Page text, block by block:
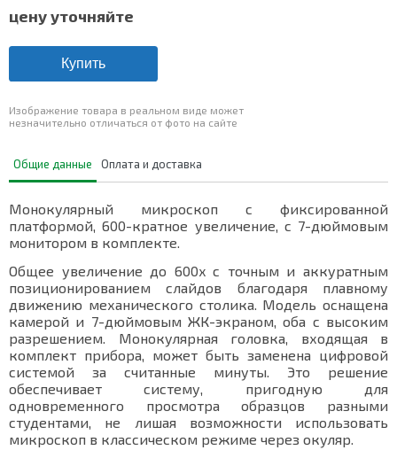
цену уточняйте
Купить
Изображение товара в реальном виде может
незначительно отличаться от фото на сайте
Общие данные Оплата и доставка
Монокулярный микроскоп с фиксированной
платформой, 600-кратное увеличение, с 7-дюймовым
монитором в комплекте.
Общее увеличение до 600x с точным и аккуратным
позиционированием слайдов благодаря плавному
движению механического столика. Модель оснащена
камерой и 7-дюймовым ЖК-экраном, оба с высоким
разрешением. Монокулярная головка, входящая в
комплект прибора, может быть заменена цифровой
системой за считанные минуты. Это решение
обеспечивает систему, пригодную для
одновременного просмотра образцов разными
студентами, не лишая возможности использовать
микроскоп в классическом режиме через окуляр.